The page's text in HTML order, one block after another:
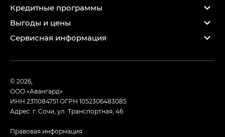
Кредитные программы
Выгоды и цены
Сервисная информация
© 2026,
ООО «Авангард»
ИНН 2311084751 ОГРН 1052306483085
Адрес: г. Сочи, ул. Транспортная, 46
Правовая информация